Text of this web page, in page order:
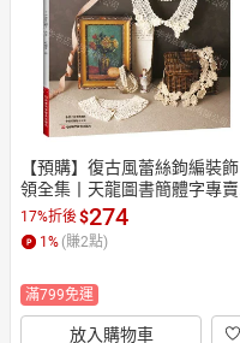
【預購】復古風蕾絲鉤編裝飾
領全集丨天龍圖書簡體字專賣
店丨9787572520167 (tl2607)
17%折後$274
1 % (賺2點)
滿799免運
放入購物車